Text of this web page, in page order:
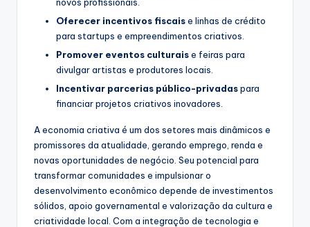
Oferecer incentivos fiscaise linhas de crédito
para startups e empreendimentos criativos.
Promover eventos culturaise feiras para
divulgar artistas e produtores locais.
Incentivar parcerias público-privadaspara
financiar projetos criativos inovadores.
A economia criativa é um dos setores mais dinâmicos e
promissores da atualidade, gerando emprego, renda e
novas oportunidades de negócio. Seu potencial para
transformar comunidades e impulsionar o
desenvolvimento econômico depende de investimentos
sólidos, apoio governamental e valorização da cultura e
criatividade local. Com a integração de tecnologia e